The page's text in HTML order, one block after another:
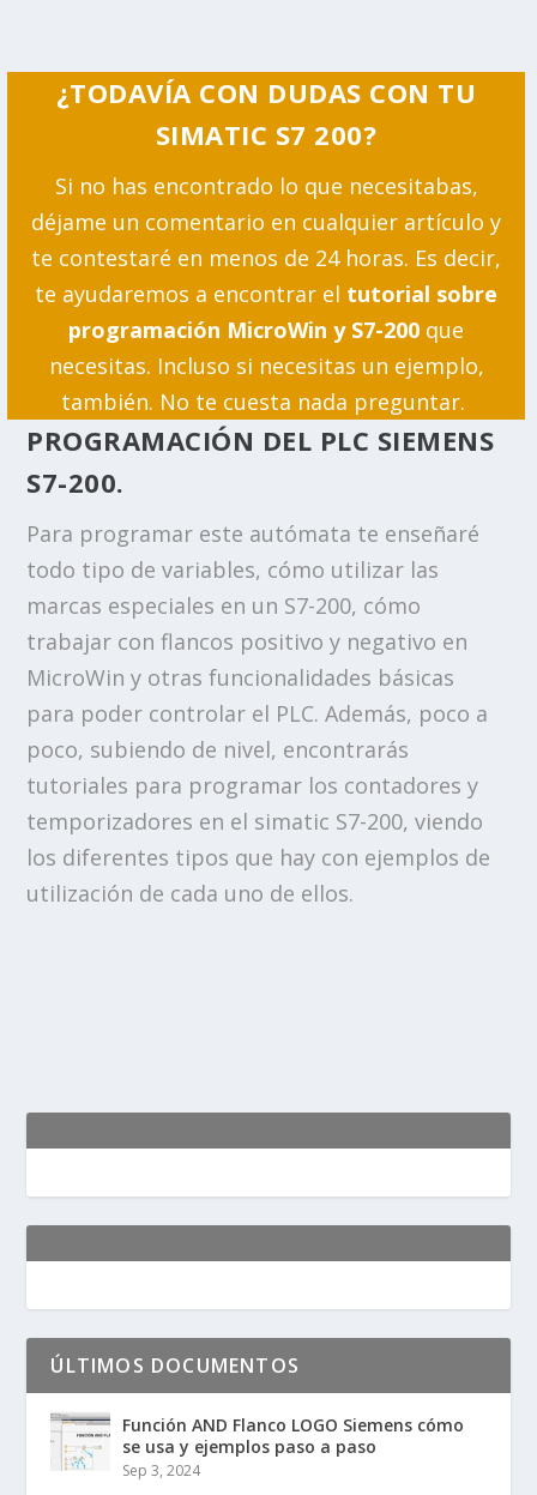
¿TODAVÍA CON DUDAS CON TU
SIMATIC S7 200?
Si no has encontrado lo que necesitabas,
déjame un comentario en cualquier artículo y
te contestaré en menos de 24 horas. Es decir,
te ayudaremos a encontrar el tutorial sobre
programación MicroWin y S7-200 que
necesitas. Incluso si necesitas un ejemplo,
también. No te cuesta nada preguntar.
PROGRAMACIÓN DEL PLC SIEMENS
S7-200.
Para programar este autómata te enseñaré
todo tipo de variables, cómo utilizar las
marcas especiales en un S7-200, cómo
trabajar con flancos positivo y negativo en
MicroWin y otras funcionalidades básicas
para poder controlar el PLC. Además, poco a
poco, subiendo de nivel, encontrarás
tutoriales para programar los contadores y
temporizadores en el simatic S7-200, viendo
los diferentes tipos que hay con ejemplos de
utilización de cada uno de ellos.
ÚLTIMOS DOCUMENTOS
Función AND Flanco LOGO Siemens cómo
se usa y ejemplos paso a paso
Sep 3, 2024